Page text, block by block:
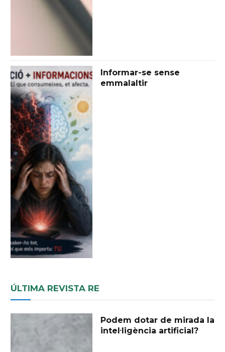
Informar-se sense
emmalaltir
ÚLTIMA REVISTA RE
Podem dotar de mirada la
intel·ligència artificial?